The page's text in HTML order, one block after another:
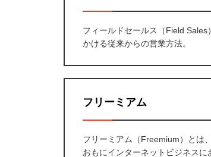
フィールドセールス（Field
かける従来からの営業方法。
フリーミアム
フリーミアム（Freemium）とは
おもにインターネットビジネスに